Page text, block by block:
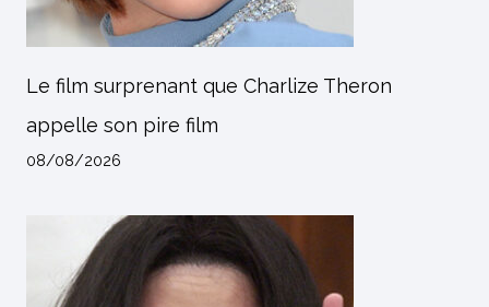
Le film surprenant que Charlize Theron
appelle son pire film
08/08/2026